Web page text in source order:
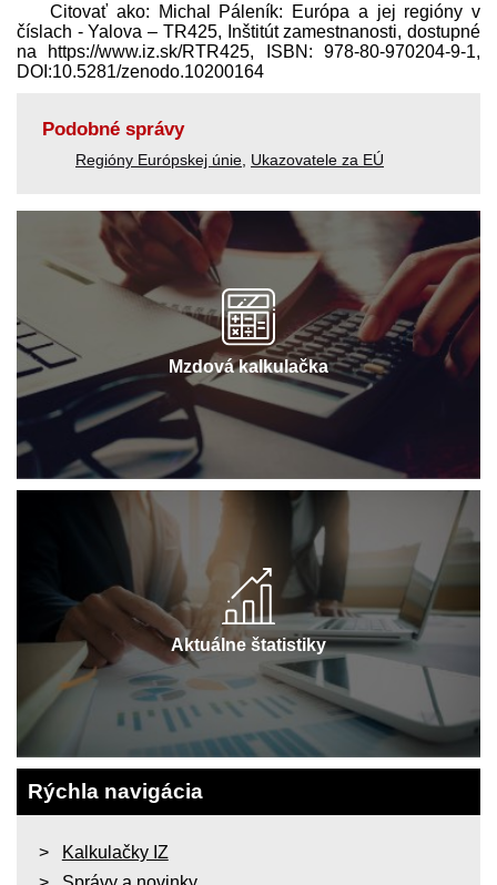
Citovať ako: Michal Páleník: Európa a jej regióny v
číslach - Yalova – TR425, Inštitút zamestnanosti, dostupné
na https://www.iz.sk/​RTR425, ISBN: 978-80-970204-9-1,
DOI:10.5281/zenodo.10200164
Podobné správy
Regióny Európskej únie Ukazovatele za EÚ
Mzdová kalkulačka
Aktuálne štatistiky
Rýchla navigácia
Kalkulačky IZ